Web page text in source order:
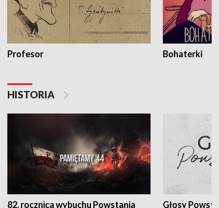
Profesor Bohaterki
HISTORIA
82. rocznica wybuchu Powstania
Głosy